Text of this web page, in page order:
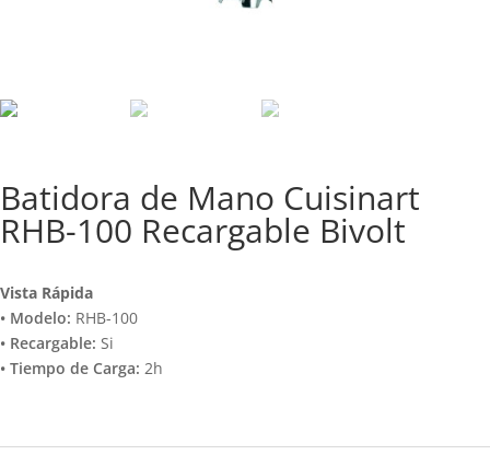
Batidora de Mano Cuisinart
RHB-100 Recargable Bivolt
Vista Rápida
• Modelo: RHB-100
• Recargable: Si
• Tiempo de Carga: 2h